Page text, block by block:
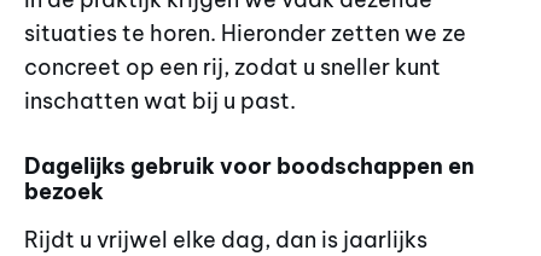
situaties te horen. Hieronder zetten we ze
concreet op een rij, zodat u sneller kunt
inschatten wat bij u past.
Dagelijks gebruik voor boodschappen en
bezoek
Rijdt u vrijwel elke dag, dan is jaarlijks